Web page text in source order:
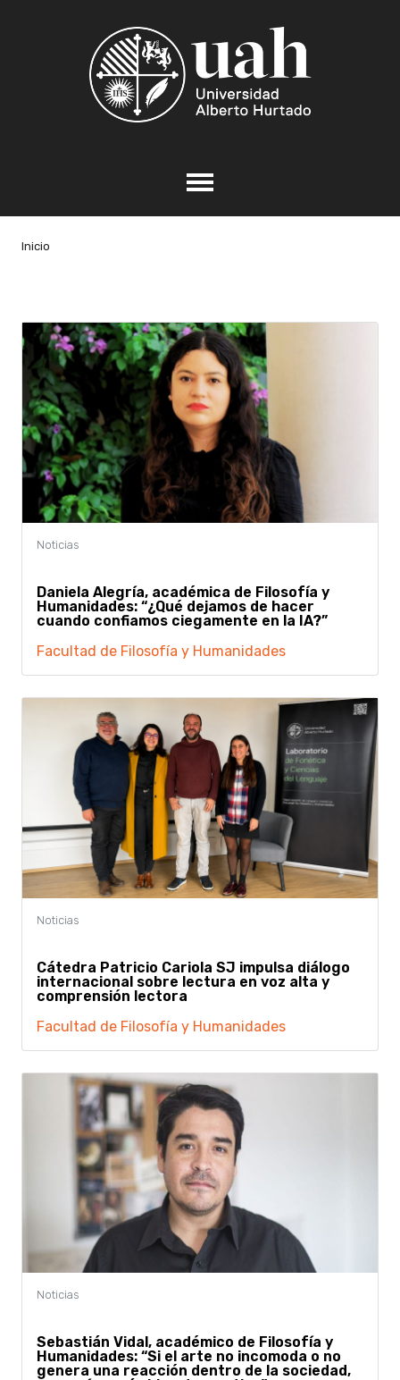
Inicio
Daniela Alegría, académica de Filosofía y
Humanidades: “¿Qué dejamos de hacer
cuando confiamos ciegamente en la IA?”
Facultad de Filosofía y Humanidades
Cátedra Patricio Cariola SJ impulsa diálogo
internacional sobre lectura en voz alta y
comprensión lectora
Facultad de Filosofía y Humanidades
Sebastián Vidal, académico de Filosofía y
Humanidades: “Si el arte no incomoda o no
genera una reacción dentro de la sociedad,